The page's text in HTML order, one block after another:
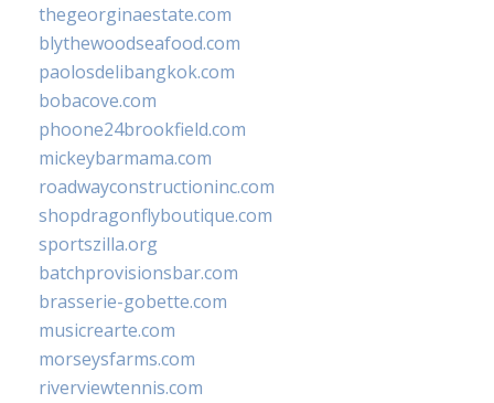
thegeorginaestate.com
blythewoodseafood.com
paolosdelibangkok.com
bobacove.com
phoone24brookfield.com
mickeybarmama.com
roadwayconstructioninc.com
shopdragonflyboutique.com
sportszilla.org
batchprovisionsbar.com
brasserie-gobette.com
musicrearte.com
morseysfarms.com
riverviewtennis.com